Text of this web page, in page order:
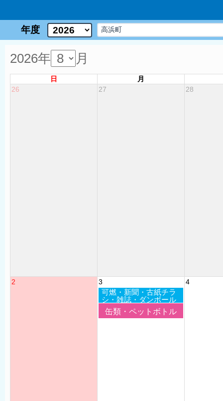
年度
2026年 月
日
月
26
27 28
2 3 4
可燃・新聞・古紙チラ
シ・雑誌・ダンボール
缶類・ペットボトル